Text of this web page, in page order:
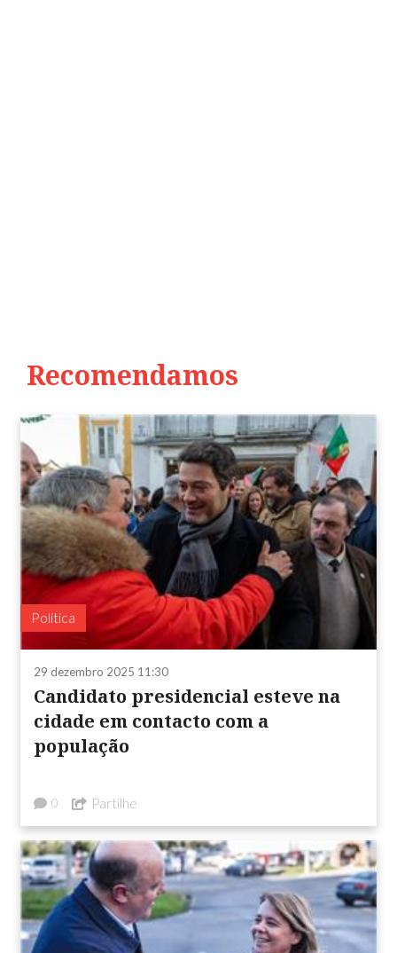
Recomendamos
Política
29 dezembro 2025 11:30
Candidato presidencial esteve na
cidade em contacto com a
população
0 Partilhe